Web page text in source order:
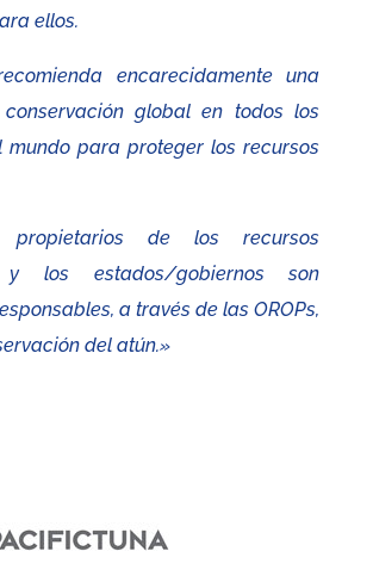
ellos.
encarecidamente una
global en todos los
mundo para proteger los recursos
propietarios de los recursos
y los estados/gobiernos son
a través de las OROPs,
del atún.»